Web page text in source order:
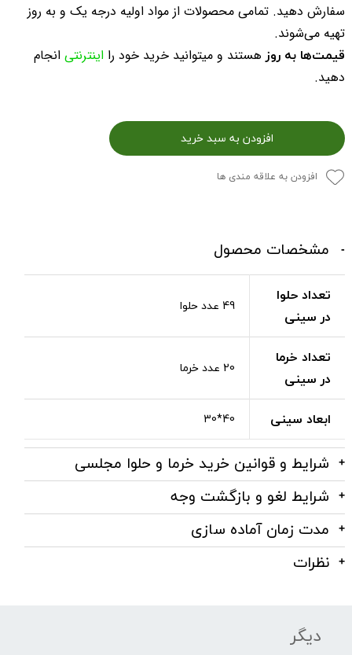
سفارش دهید. تمامی محصولات از مواد اولیه درجه یک و به روز
تهیه می‌شوند.
قیمت‌ها به روز هستند و میتوانید خرید خود را اینترنتی انجام
دهید.
افزودن به سبد خرید
افزودن به علاقه مندی ها
مشخصات محصول
تعداد حلوا
در سینی
49 عدد حلوا
تعداد خرما
در سینی
20 عدد خرما
ابعاد سینی 40*30
شرایط و قوانین خرید خرما و حلوا مجلسی
شرایط لغو و بازگشت وجه
مدت زمان آماده سازی
نظرات
دیگر